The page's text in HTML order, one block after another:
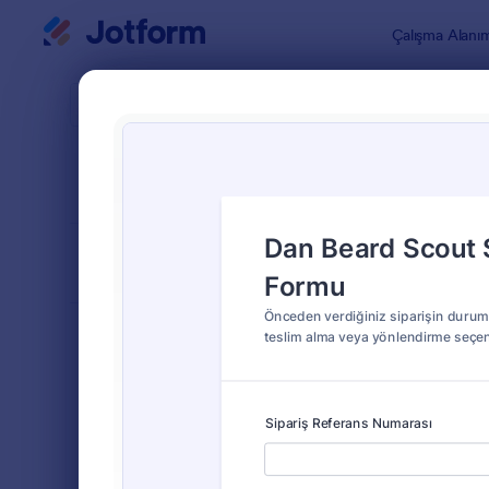
Çalışma
Klasik
570